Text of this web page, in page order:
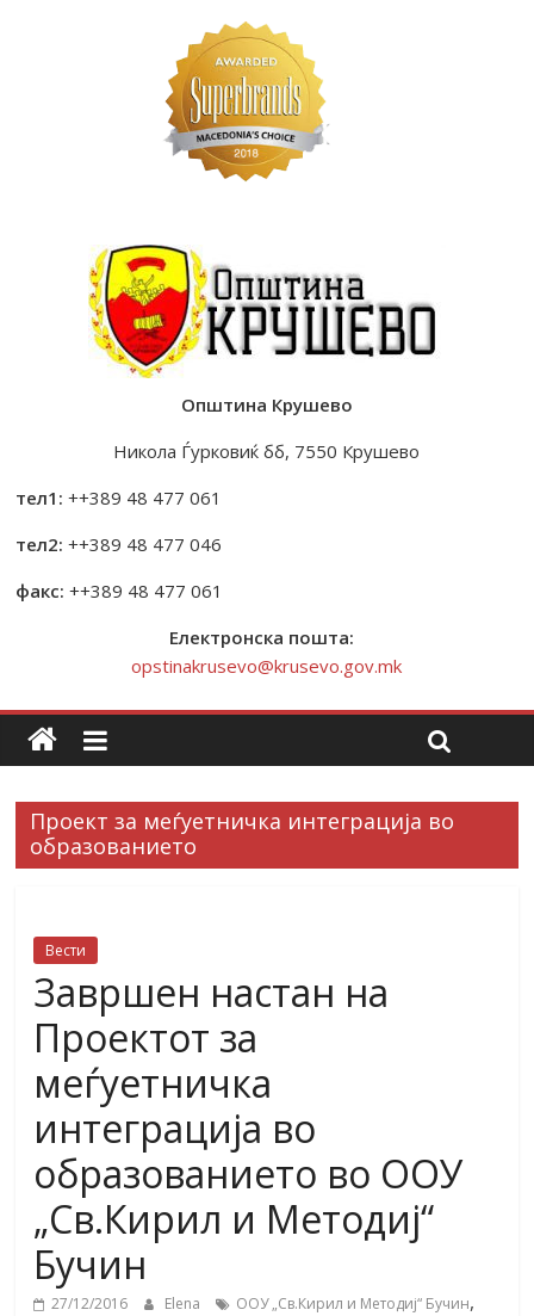
Општина Крушево
Никола Ѓурковиќ бб, 7550 Крушево
тел1: ++389 48 477 061
тел2: ++389 48 477 046
факс: ++389 48 477 061
Електронска пошта:
opstinakrusevo@krusevo.gov.mk
Проект за меѓуетничка интеграција во
образованието
Вести
Завршен настан на
Проектот за
меѓуетничка
интеграција во
образованието во ООУ
„Св.Кирил и Методиј“
Бучин
27/12/2016 Elena ООУ „Св.Кирил и Методиј“ Бучин,